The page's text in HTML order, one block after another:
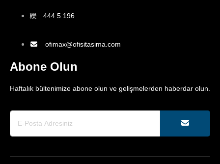
444 5 196
ofimax@ofisitasima.com
Abone Olun
Haftalık bültenimize abone olun ve gelişmelerden haberdar olun.